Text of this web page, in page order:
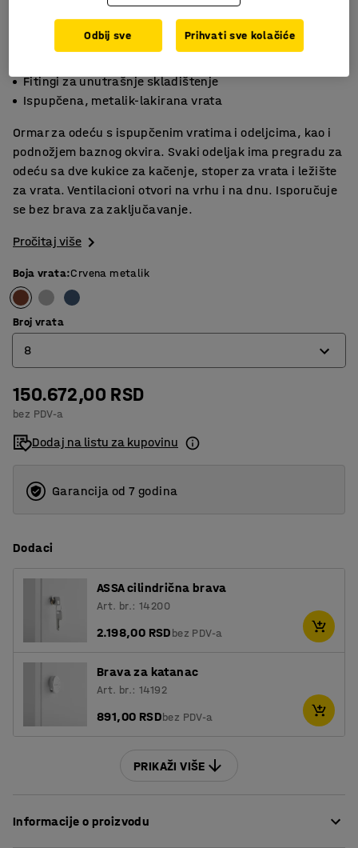
Fitingi za unutrašnje skladištenje
Ispupčena, metalik-lakirana vrata
Ormar za odeću s ispupčenim vratima i odeljcima, kao i
podnožjem baznog okvira. Svaki odeljak ima pregradu za
odeću sa dve kukice za kačenje, stoper za vrata i ležište
za vrata. Ventilacioni otvori na vrhu i na dnu. Isporučuje
se bez brava za zaključavanje.
Pročitaj više
Boja vrata:Crvena metalik
Broj vrata
8
4
6
8
150.672,00 RSD
bez PDV-a
Dodaj na listu za kupovinu
Garancija od 7 godina
Dodaci
ASSA cilindrična brava
Art. br.: 14200
2.198,00 RSDbez PDV-a
Brava za katanac
Art. br.: 14192
891,00 RSDbez PDV-a
PRIKAŽI VIŠE
Informacije o proizvodu
Odbij sve Prihvati sve kolačiće